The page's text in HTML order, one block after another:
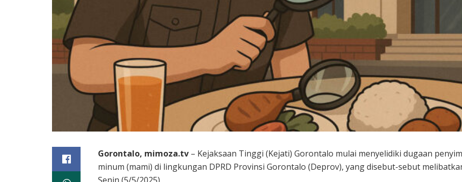
Gorontalo, mimoza.tv – Kejaksaan Tinggi (Kejati) Gorontalo mulai menyelidiki dugaan
minum (mami) di lingkungan DPRD Provinsi Gorontalo (Deprov), yang disebut-sebut